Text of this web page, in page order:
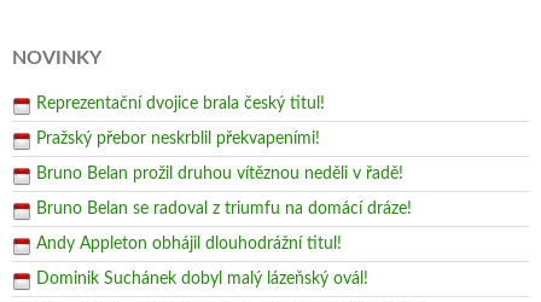
NOVINKY
Reprezentační dvojice brala český titul!
Pražský přebor neskrblil překvapeními!
Bruno Belan prožil druhou vítěznou neděli v řadě!
Bruno Belan se radoval z triumfu na domácí dráze!
Andy Appleton obhájil dlouhodrážní titul!
Dominik Suchánek dobyl malý lázeňský ovál!